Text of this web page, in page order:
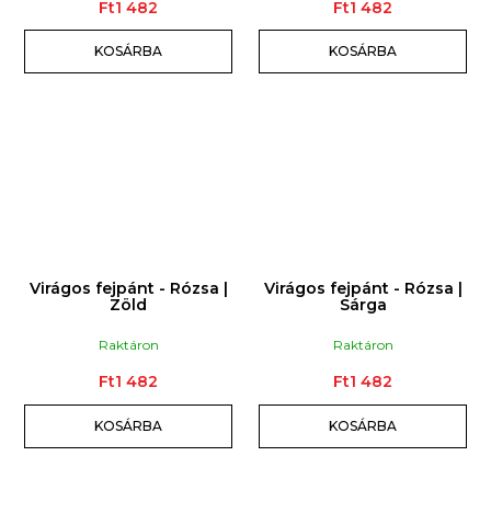
Ft1 482
KOSÁRBA
Ft1 482
KOSÁRBA
Virágos fejpánt - Rózsa |
Zöld
Raktáron
Ft1 482
KOSÁRBA
Virágos fejpánt - Rózsa |
Sárga
Raktáron
Ft1 482
KOSÁRBA